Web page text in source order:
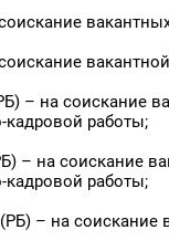
– на соискание
кадровой работы;
на соискание
кадровой работы;
– на соискание